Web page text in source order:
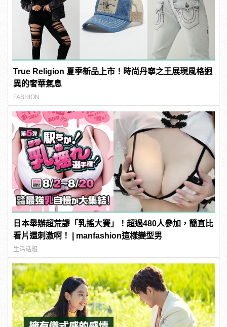
True Religion 夏季新品上市！時尚丹寧之王展現風格迥
異的奢華氣息
FASHION
日本舉辦超荒謬「乳搖大賽」！超過480人參加，簡直比
看片還刺激啊！ | manfashion這樣變型男
生活話題